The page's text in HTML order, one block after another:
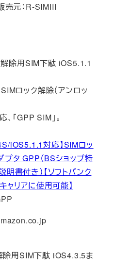
売元：R-SIMIII
除用SIM下駄 iOS5.1.1
ロック解除（アンロッ
「GPP SIM」。
iOS5.1.1対応】SIMロッ
プタ GPP（BSショップ特
明書付き）【ソフトバンク
ャリアに使用可能】
除用SIM下駄 iOS4.3.5ま